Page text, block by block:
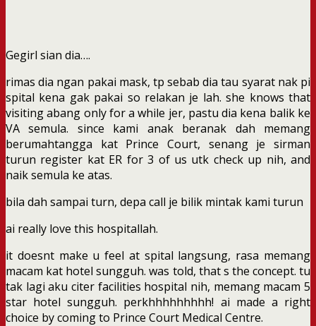
Gegirl sian dia….
rimas dia ngan pakai mask, tp sebab dia tau syarat nak pi
spital kena gak pakai so relakan je lah. she knows that
visiting abang only for a while jer, pastu dia kena balik ke
VA semula. since kami anak beranak dah memang
berumahtangga kat Prince Court, senang je sirman
turun register kat ER for 3 of us utk check up nih, and
naik semula ke atas.
bila dah sampai turn, depa call je bilik mintak kami turun
ai really love this hospitallah.
it doesnt make u feel at spital langsung, rasa memang
macam kat hotel sungguh. was told, that s the concept. tu
tak lagi aku citer facilities hospital nih, memang macam 5
star hotel sungguh. perkhhhhhhhhh! ai made a right
choice by coming to Prince Court Medical Centre.